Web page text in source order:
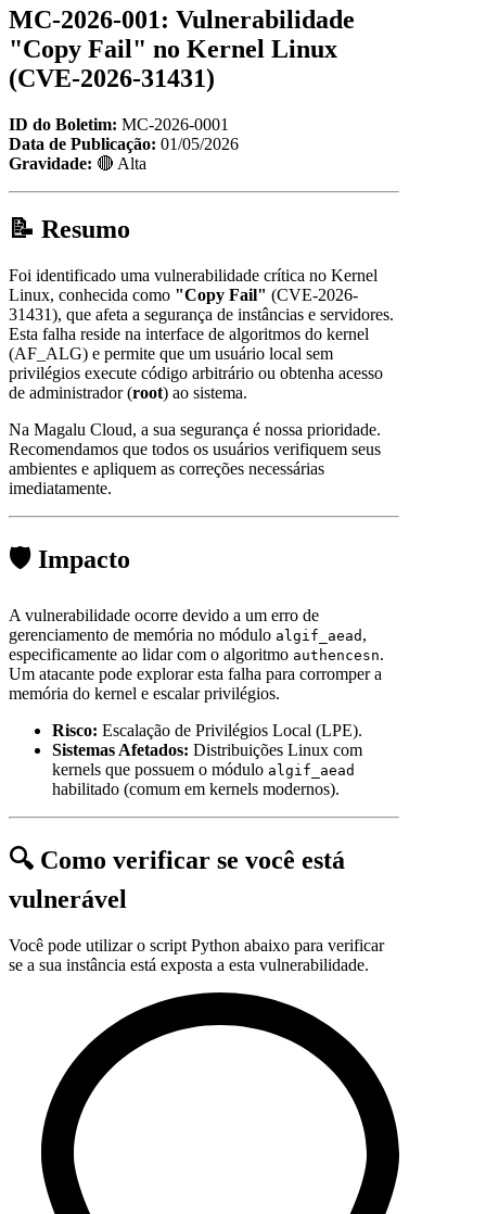
MC-2026-001: Vulnerabilidade
"Copy Fail" no Kernel Linux
(CVE-2026-31431)
ID do Boletim: MC-2026-0001
Data de Publicação: 01/05/2026
Gravidade: 🔴 Alta
📝 Resumo
Foi identificado uma vulnerabilidade crítica no Kernel
Linux, conhecida como "Copy Fail" (CVE-2026-
31431), que afeta a segurança de instâncias e servidores.
Esta falha reside na interface de algoritmos do kernel
(AF_ALG) e permite que um usuário local sem
privilégios execute código arbitrário ou obtenha acesso
de administrador (root) ao sistema.
Na Magalu Cloud, a sua segurança é nossa prioridade.
Recomendamos que todos os usuários verifiquem seus
ambientes e apliquem as correções necessárias
imediatamente.
🛡️ Impacto
A vulnerabilidade ocorre devido a um erro de
gerenciamento de memória no módulo algif_aead ,
especificamente ao lidar com o algoritmo authencesn.
Um atacante pode explorar esta falha para corromper a
memória do kernel e escalar privilégios.
Risco: Escalação de Privilégios Local (LPE).
Sistemas Afetados: Distribuições Linux com
kernels que possuem o módulo algif_aead
habilitado (comum em kernels modernos).
🔍 Como verificar se você está
vulnerável
Você pode utilizar o script Python abaixo para verificar
se a sua instância está exposta a esta vulnerabilidade.